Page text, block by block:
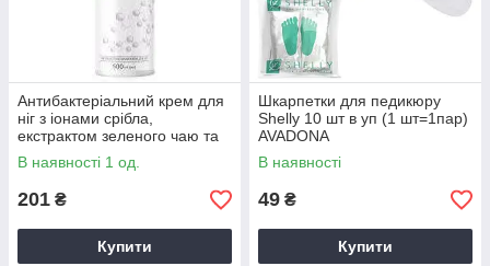
Антибактеріальний крем для
ніг з іонами срібла,
екстрактом зеленого чаю та
ментолом Shelly 250 м
AVADONA
В наявності 1 од.
201 ₴
Купити
Шкарпетки для педикюру
Shelly 10 шт в уп (1 шт=1пар)
AVADONA
В наявності
49 ₴
Купити